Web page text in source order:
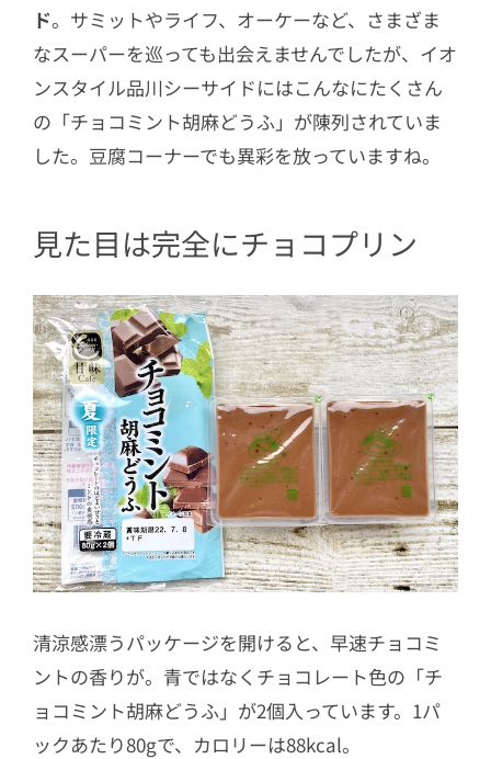
ド。サミットやライフ、オーケーなど、さまざま
なスーパーを巡っても出会えませんでしたが、 イオ
ンスタイル品川シーサイドにはこんなにたくさん
の 「チョコミント胡麻どうふ」が陳列されていま
した。豆腐コーナーでも異彩を放っていますね。
見た目は完全にチョコプリン
清涼感漂うパッケージを開けると、早速チョコミ
ントの香りが。青ではなくチョコレート色の「チ
ョコミント胡麻どうふ」が2個入っています。1パ
ックあたり80gで、カロリーは88kcal。